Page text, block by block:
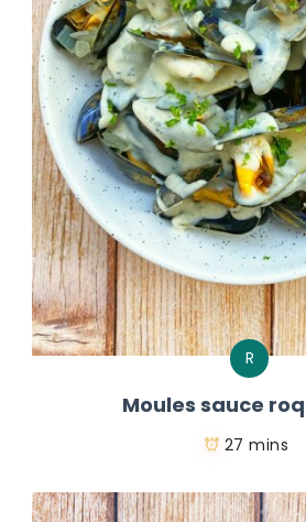
R
Moules sauce
27 mins